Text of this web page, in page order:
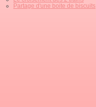
Partage d'une boite de biscuits